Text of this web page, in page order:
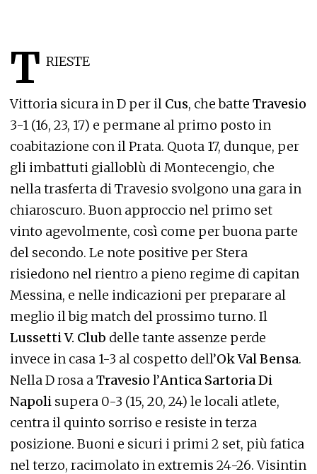
T RIESTE
Vittoria sicura in D per il Cus, che batte Travesio
3-1 (16, 23, 17) e permane al primo posto in
coabitazione con il Prata. Quota 17, dunque, per
gli imbattuti gialloblù di Montecengio, che
nella trasferta di Travesio svolgono una gara in
chiaroscuro. Buon approccio nel primo set
vinto agevolmente, così come per buona parte
del secondo. Le note positive per Stera
risiedono nel rientro a pieno regime di capitan
Messina, e nelle indicazioni per preparare al
meglio il big match del prossimo turno. Il
Lussetti V. Club delle tante assenze perde
invece in casa 1-3 al cospetto dell’Ok Val Bensa.
Nella D rosa aTravesio l’Antica Sartoria Di
Napoli supera 0-3 (15, 20, 24) le locali atlete,
centra il quinto sorriso e resiste in terza
posizione. Buoni e sicuri i primi 2 set, più fatica
nel terzo, racimolato in extremis 24-26. Visintin